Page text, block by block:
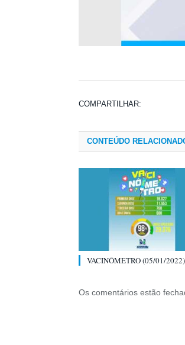
COMPARTILHAR:
CONTEÚDO
VACINÔMETRO (05/01/2022)
Os comentários estão